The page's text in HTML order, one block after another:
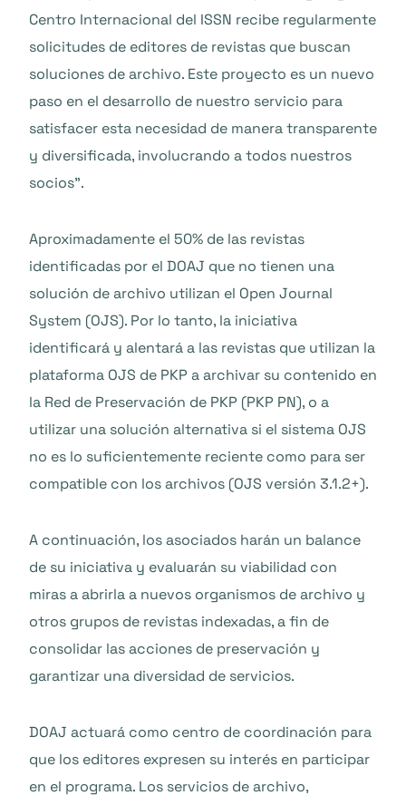
Centro Internacional del ISSN recibe regularmente
solicitudes de editores de revistas que buscan
soluciones de archivo. Este proyecto es un nuevo
paso en el desarrollo de nuestro servicio para
satisfacer esta necesidad de manera transparente
y diversificada, involucrando a todos nuestros
socios”.
Aproximadamente el 50% de las revistas
identificadas por el DOAJ que no tienen una
solución de archivo utilizan el Open Journal
System (OJS). Por lo tanto, la iniciativa
identificará y alentará a las revistas que utilizan la
plataforma OJS de PKP a archivar su contenido en
la Red de Preservación de PKP (PKP PN), o a
utilizar una solución alternativa si el sistema OJS
no es lo suficientemente reciente como para ser
compatible con los archivos (OJS versión 3.1.2+).
A continuación, los asociados harán un balance
de su iniciativa y evaluarán su viabilidad con
miras a abrirla a nuevos organismos de archivo y
otros grupos de revistas indexadas, a fin de
consolidar las acciones de preservación y
garantizar una diversidad de servicios.
DOAJ actuará como centro de coordinación para
que los editores expresen su interés en participar
en el programa. Los servicios de archivo,